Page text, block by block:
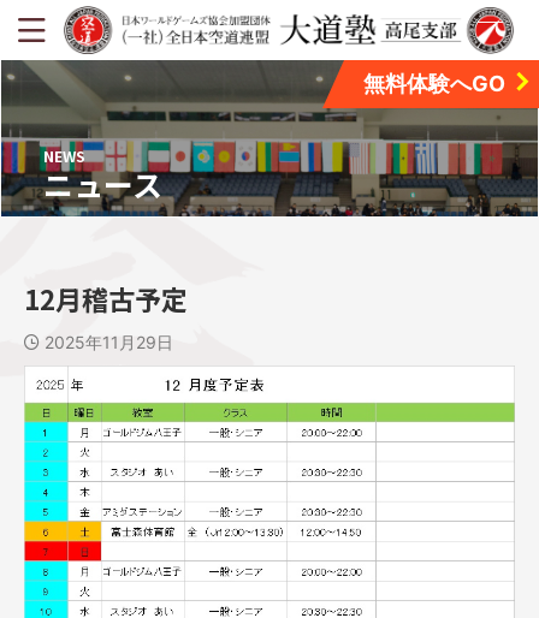
無料体験へGO
NEWS
ニュース
12月稽古予定
2025年11月29日